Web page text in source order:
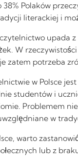
38% Polaków
literackiej i
W
zatem potrzeba
w Polsce
studentów i
Problemem
w
warto
lub z